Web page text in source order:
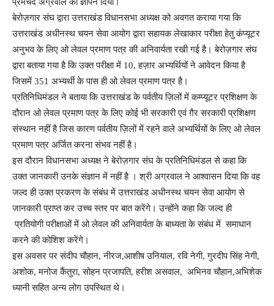
बेरोज़गार संघ द्वारा उत्तराखंड विधानसभा अध्यक्ष को अवगत कराया गया कि
उत्तराखंड अधीनस्थ चयन सेवा आयोग द्वारा सहायक लेखाकार परीक्षा हेतु कंप्यूटर
अनुभव के लिए ओ लेवल प्रमाण पत्र की अनिवार्यता रखी गई है। बेरोज़गार संघ
द्वारा बताया गया है कि उक्त परीक्षा में 10, हज़ार अभ्यर्थियों ने आवेदन किया है
जिसमें 351 अभ्यर्थी के पास ही ओ लेवल प्रमाण पत्र है।
प्रतिनिधिमंडल ने बताया कि उत्तराखंड के पर्वतीय ज़िलों में कम्प्यूटर प्रशिक्षण के
दौरान ओ लेवल प्रमाण पत्र के लिए कोई भी सरकारी एवं ग़ैर सरकारी प्रशिक्षण
संस्थान नहीं है जिस कारण पर्वतीय ज़िलों में रहने वाले अभ्यर्थियों के लिए ओ लेवल
प्रमाण पत्र अर्जित करना संभव नहीं है।
इस दौरान विधानसभा अध्यक्ष ने बेरोज़गार संघ के प्रतिनिधिमंडल से कहा कि
उक्त जानकारी उनके संज्ञान में नहीं है । श्री अग्रवाल ने आश्वासन दिया कि वह
जल्द ही उक्त प्रकरण के संबंध में उत्तराखंड अधीनस्थ चयन सेवा आयोग से
जानकारी प्राप्त कर उच्च स्तर पर बात करेंगे। उन्होंने कहा कि जल्द ही
प्रतियोगी परीक्षाओं में ओ लेवल की अनिवार्यता के बाध्यता के संबंध में समाधान
करने की कोशिश करेंगे।
इस अवसर पर संदीप चौहान, नीरज,आशीष उनियाल, रवि नेगी, गुरदीप सिंह नेगी,
अशोक, मनोज कैंतुरा, सोहन प्रजापति, हरीश असवाल, अभिनव चौहान,अभिशेक
ध्यानी सहित अन्य लोग उपस्थित थे।